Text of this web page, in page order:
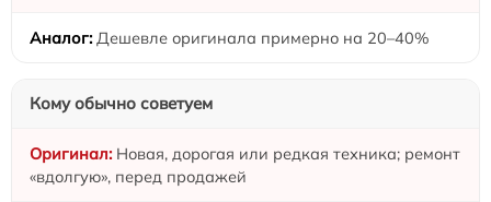
Дешевле оригинала примерно на 20–40%
Кому обычно советуем
Новая, дорогая или редкая техника; ремонт
«вдолгую», перед продажей